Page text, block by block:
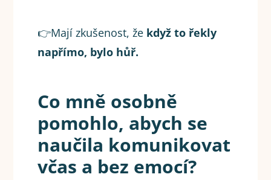
👉Mají zkušenost, že když to řekly
napřímo, bylo hůř.
Co mně osobně
pomohlo, abych se
naučila komunikovat
včas a bez emocí?